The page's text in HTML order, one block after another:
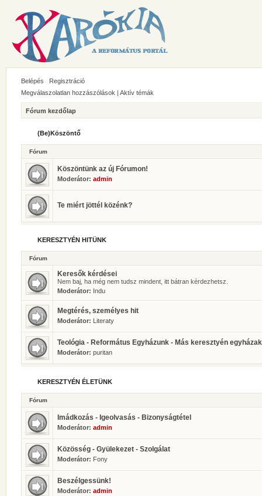
Belépés
Regisztráció
Megválaszolatlan hozzászólások | Aktív témák
Fórum kezdőlap
(Be)Köszöntő
Fórum
Köszöntünk az új Fórumon!
Moderátor: admin
Te miért jöttél közénk?
KERESZTYÉN HITÜNK
Fórum
Keresők kérdései
Nem baj, ha még nem tudsz mindent, itt bátran kérdezhetsz.
Moderátor: Indu
Megtérés, személyes hit
Moderátor: Literaty
Teológia - Református Egyházunk - Más keresztyén egyházak
Moderátor: puritan
KERESZTYÉN ÉLETÜNK
Fórum
Imádkozás - Igeolvasás - Bizonyságtétel
Moderátor: admin
Közösség - Gyülekezet - Szolgálat
Moderátor: Fony
Beszélgessünk!
Moderátor: admin